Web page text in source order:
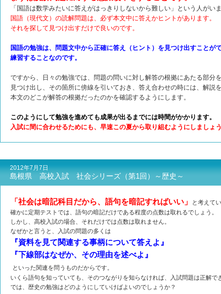
「国語は数学みたいに答えがはっきりしないから難しい」という人がい
国語（現代文）の読解問題は、必ず本文中に答えかヒントがあります。
それを探して見つけ出すだけで良いのです。
国語の勉強は、問題文中から正確に答え（ヒント）を見つけ出すことが
練習することなのです。
ですから、日々の勉強では、問題の問いに対し解答の根拠にあたる部分
見つけ出し、その箇所に傍線を引いておき、答え合わせの時には、解説
本文のどこが解答の根拠だったのかを確認するようにします。
このようにして勉強を進めても成果が出るまでには時間がかかります。
入試に間に合わせるためにも、早速この夏から取り組むようにしましょ
2012年7月7日
島根県 高校入試 社会シリーズ（第1回）～歴史～
「社会は暗記科目だから、語句を暗記すればいい」
と考えて
確かに定期テストでは、語句の暗記だけである程度の点数は取れるでしょう。
しかし、高校入試の場合、それだけでは点数は取れません。
なぜかと言うと、入試の問題の多くは
『資料を見て関連する事柄について答えよ』
『下線部はなぜか、その理由を述べよ』
といった関連を問うものだからです。
いくら語句を知っていても、そのつながりを知らなければ、入試問題は正解で
では、歴史の勉強はどのようにしていけばよいのでしょうか？